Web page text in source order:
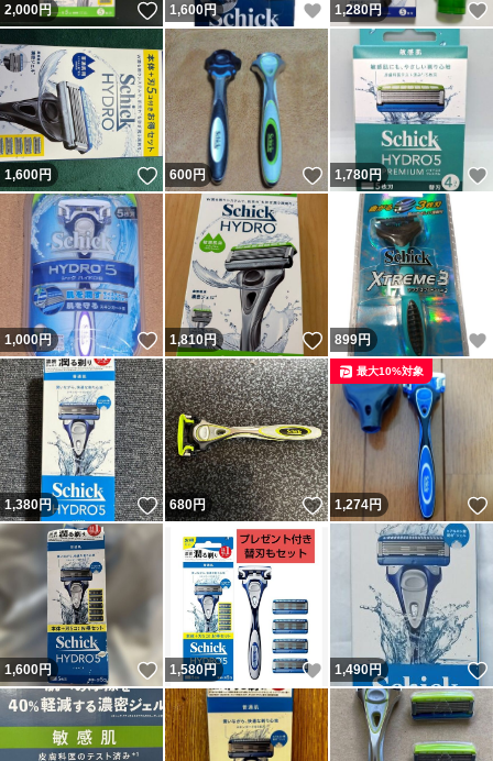
2,000円 いいね！
1,600円 いいね！
1,280円
1,600円 いいね！
600円 いいね！
1,780円
1,000円 いいね！
1,810円 いいね！
899円
1,380円 いいね！
680円 いいね！
1,274円
最大10%対象
1,600円 いいね！
1,580円 いいね！
1,490円